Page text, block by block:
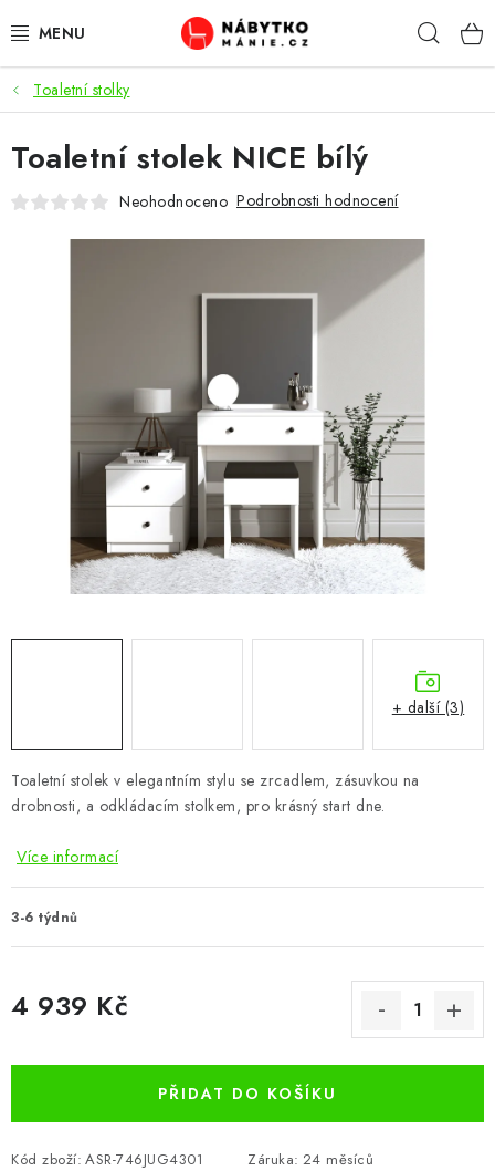
na
OBÝVACÍ POKOJ
KUCHYŇ A JÍDELNA
LOŽNICE
CHOVATELSKÉ POTŘEBY
DOPLŇKY A DEKORACE
VÝPRODEJ
Vše o nákupu
Kontakty
Bonusový program NBM+ Blog
Toaletní stolky
Toaletní stolek v elegantním stylu se zrcadlem, zásuvkou na
drobnosti, a odkládacím stolkem, pro krásný start dne.
Více informací
3-6 týdnů
4 939 Kč
PŘIDAT DO KOŠÍKU
Kód zboží: ASR-746JUG4301 Záruka: 24 měsíců
Toaletní stolek NICE bílý
Neohodnoceno Podrobnosti hodnocení
+ další (3)